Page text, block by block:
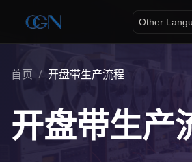
Other
首页 / 开盘带生产流程
开盘带生产